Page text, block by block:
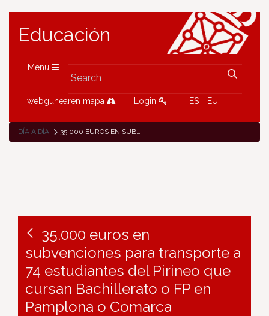
Educación
Menu
webgunearen mapa Login ES EU
DÍA A DÍA 35.000 EUROS EN SUBVENCIONES PARA TRANSPORTE A 74 ESTUDIANTES DEL PIRINEO QUE CURSAN BACHILLERATO O FP EN PAMPLONA O COMARCA
35.000 euros en
subvenciones para transporte a
74 estudiantes del Pirineo que
cursan Bachillerato o FP en
Pamplona o Comarca